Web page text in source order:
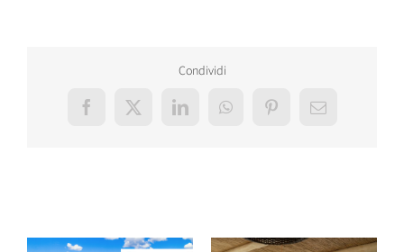
Condividi
Facebook
X LinkedInWhatsAppPinterestEmail